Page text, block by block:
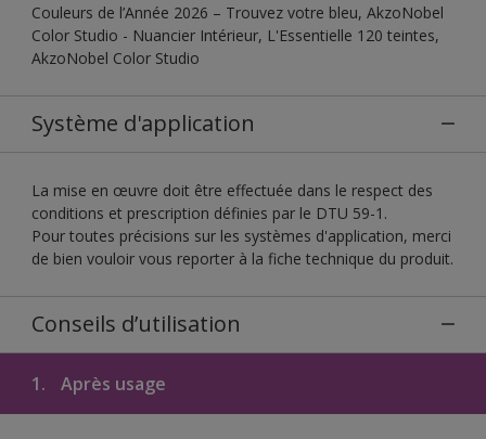
Couleurs de l’Année 2026 – Trouvez votre bleu, AkzoNobel
Color Studio - Nuancier Intérieur, L'Essentielle 120 teintes,
AkzoNobel Color Studio
Système d'application
La mise en œuvre doit être effectuée dans le respect des
conditions et prescription définies par le DTU 59-1.
Pour toutes précisions sur les systèmes d'application, merci
de bien vouloir vous reporter à la fiche technique du produit.
Conseils d’utilisation
1. Après usage